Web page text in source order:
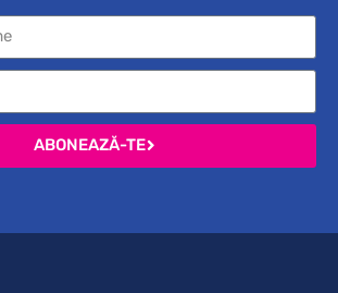
ABONEAZĂ-TE